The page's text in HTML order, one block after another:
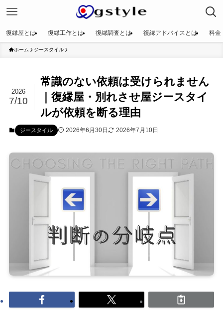
復縁屋とは 復縁工作とは 復縁調査とは 復縁アドバイスとは 料金
ホーム ジースタイル
常識のない依頼は受けられません
｜復縁屋・別れさせ屋ジースタイ
ルが依頼を断る理由
2026
7/10
ジースタイル 2026年6月30日 2026年7月10日